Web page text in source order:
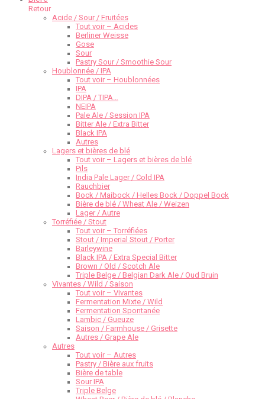
Retour
Acide / Sour / Fruitées
Tout voir – Acides
Berliner Weisse
Gose
Sour
Pastry Sour / Smoothie Sour
Houblonnée / IPA
Tout voir – Houblonnées
IPA
DIPA / TIPA…
NEIPA
Pale Ale / Session IPA
Bitter Ale / Extra Bitter
Black IPA
Autres
Lagers et bières de blé
Tout voir – Lagers et bières de blé
Pils
India Pale Lager / Cold IPA
Rauchbier
Bock / Maibock / Helles Bock / Doppel Bock
Bière de blé / Wheat Ale / Weizen
Lager / Autre
Torréfiée / Stout
Tout voir – Torréfiées
Stout / Imperial Stout / Porter
Barleywine
Black IPA / Extra Special Bitter
Brown / Old / Scotch Ale
Triple Belge / Belgian Dark Ale / Oud Bruin
Vivantes / Wild / Saison
Tout voir – Vivantes
Fermentation Mixte / Wild
Fermentation Spontanée
Lambic / Gueuze
Saison / Farmhouse / Grisette
Autres / Grape Ale
Autres
Tout voir – Autres
Pastry / Bière aux fruits
Bière de table
Sour IPA
Triple Belge